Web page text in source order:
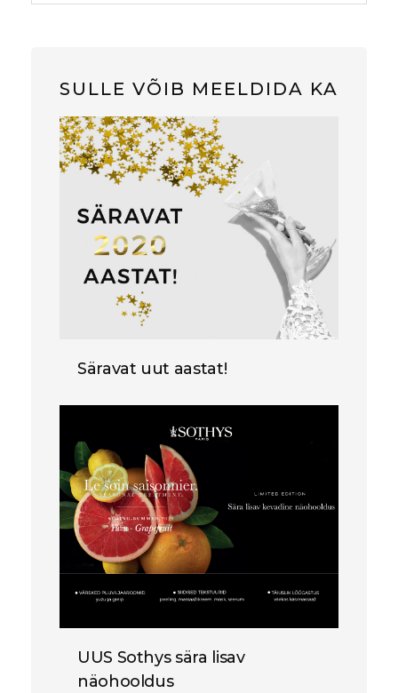
SULLE VÕIB MEELDIDA KA
Säravat uut aastat!
UUS Sothys sära lisav
näohooldus